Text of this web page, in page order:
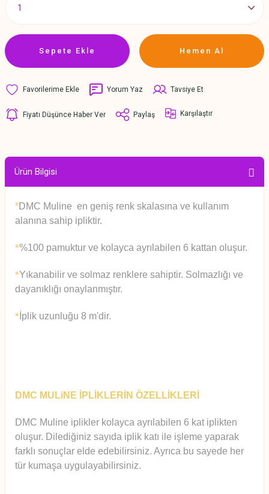
Sepete Ekle Hemen Al
Yorum Yaz Tavsiye Et
Fiyatı Düşünce Haber Ver Paylaş Karşılaştır
Ürün Bilgisi
*DMC Muline en geniş renk skalasına ve kullanım
alanına sahip ipliktir.
*%100 pamuktur ve kolayca ayrılabilen 6 kattan oluşur.
*Yıkanabilir ve solmaz renklere sahiptir. Solmazlığı ve
dayanıklığı onaylanmıştır.
* İplik uzunluğu 8 m'dir.
DMC MULiNE İPLİKLERİN ÖZELLİKLERİ
DMC Muline iplikler kolayca ayrılabilen 6 kat iplikten
oluşur. Dilediğiniz sayıda iplik katı ile işleme yaparak
farklı sonuçlar elde edebilirsiniz. Ayrıca bu sayede her
tür kumaşa uygulayabilirsiniz.